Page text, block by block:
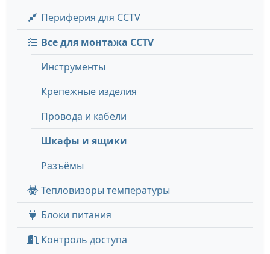
Периферия для CCTV
Все для монтажа CCTV
Инструменты
Крепежные изделия
Провода и кабели
Шкафы и ящики
Разъёмы
Тепловизоры температуры
Блоки питания
Контроль доступа